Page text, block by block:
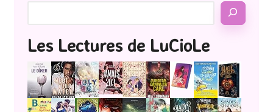
Les Lectures de LuCioLe